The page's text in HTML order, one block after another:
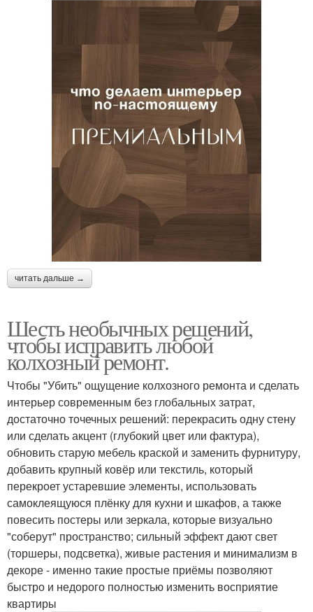
читать дальше →
Шесть необычных решений,
чтобы исправить любой
колхозный ремонт.
Чтобы "Убить" ощущение колхозного ремонта и сделать
интерьер современным без глобальных затрат,
достаточно точечных решений: перекрасить одну стену
или сделать акцент (глубокий цвет или фактура),
обновить старую мебель краской и заменить фурнитуру,
добавить крупный ковёр или текстиль, который
перекроет устаревшие элементы, использовать
самоклеящуюся плёнку для кухни и шкафов, а также
повесить постеры или зеркала, которые визуально
"соберут" пространство; сильный эффект дают свет
(торшеры, подсветка), живые растения и минимализм в
декоре - именно такие простые приёмы позволяют
быстро и недорого полностью изменить восприятие
квартиры